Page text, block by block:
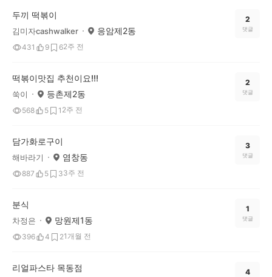
두끼 떡볶이
김미자cashwalker 응암제2동
431 9 62주 전
2
댓글
떡볶이맛집 추천이요!!!
쑥이 등촌제2동
568 5 1 2주 전
2
댓글
담가화로구이
해바라기 염창동
887 5 33주 전
3
댓글
분식
차정은 망원제1동
396 4 21개월 전
1
댓글
리얼파스타 목동점 4